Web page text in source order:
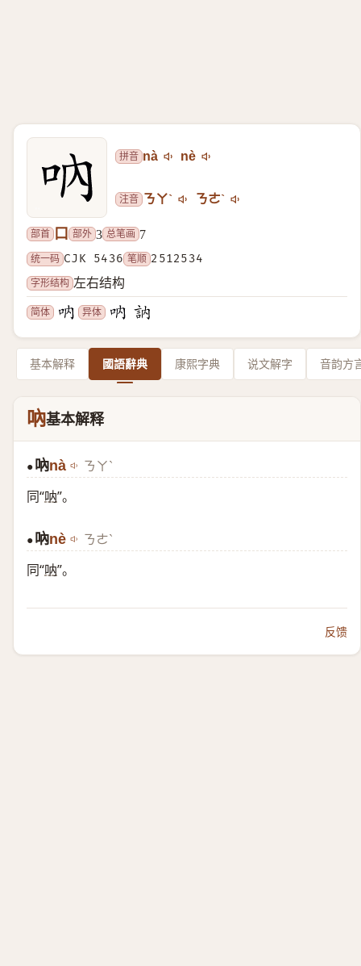
拼音 nà nè
注音 ㄋㄚˋ ㄋㄜˋ
部首 口 部外 3 总笔画 7
统一码 CJK 5436 笔顺 2512534
字形结构 左右结构
简体 异体
基本解释 國語辭典 康熙字典 说文解字 音韵方
吶基本解释
● 吶nà ㄋㄚˋ
同“呐”。
● 吶nè ㄋㄜˋ
同“呐”。
反馈